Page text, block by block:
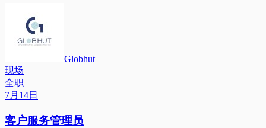
Globhut
现场
全职
7月14日
客户服务管理员